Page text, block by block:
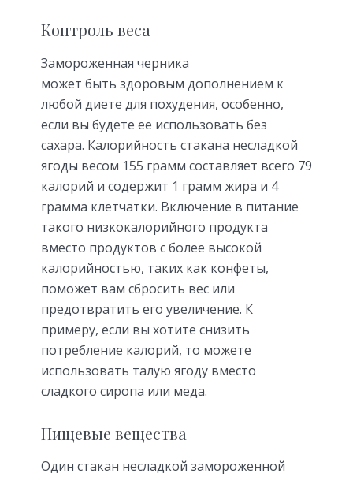
Контроль веса
Замороженная черника
может быть здоровым дополнением к
любой диете для похудения, особенно,
если вы будете ее использовать без
сахара. Калорийность стакана несладкой
ягоды весом 155 грамм составляет всего 79
калорий и содержит 1 грамм жира и 4
грамма клетчатки. Включение в питание
такого низкокалорийного продукта
вместо продуктов с более высокой
калорийностью, таких как конфеты,
поможет вам сбросить вес или
предотвратить его увеличение. К
примеру, если вы хотите снизить
потребление калорий, то можете
использовать талую ягоду вместо
сладкого сиропа или меда.
Пищевые вещества
Один стакан несладкой замороженной